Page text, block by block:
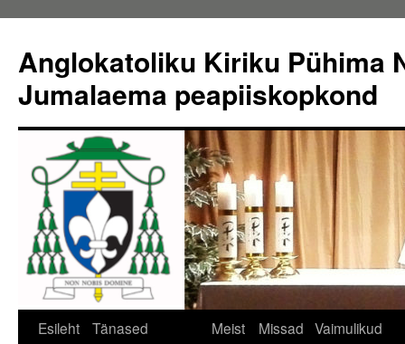
juurde
Anglokatoliku Kiriku Pühima
Jumalaema peapiiskopkond
Esileht
Tänased
Meist Missad Vaimulikud